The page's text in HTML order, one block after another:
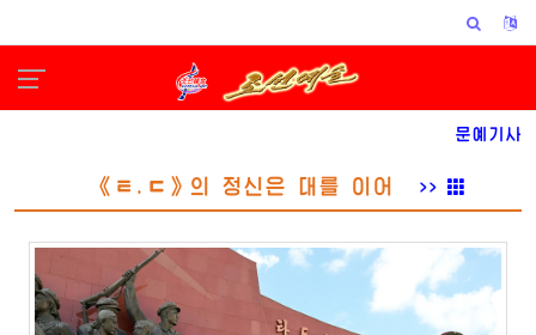
문예기사
《ㅌ.ㄷ》의 정신은 대를 이어 >>